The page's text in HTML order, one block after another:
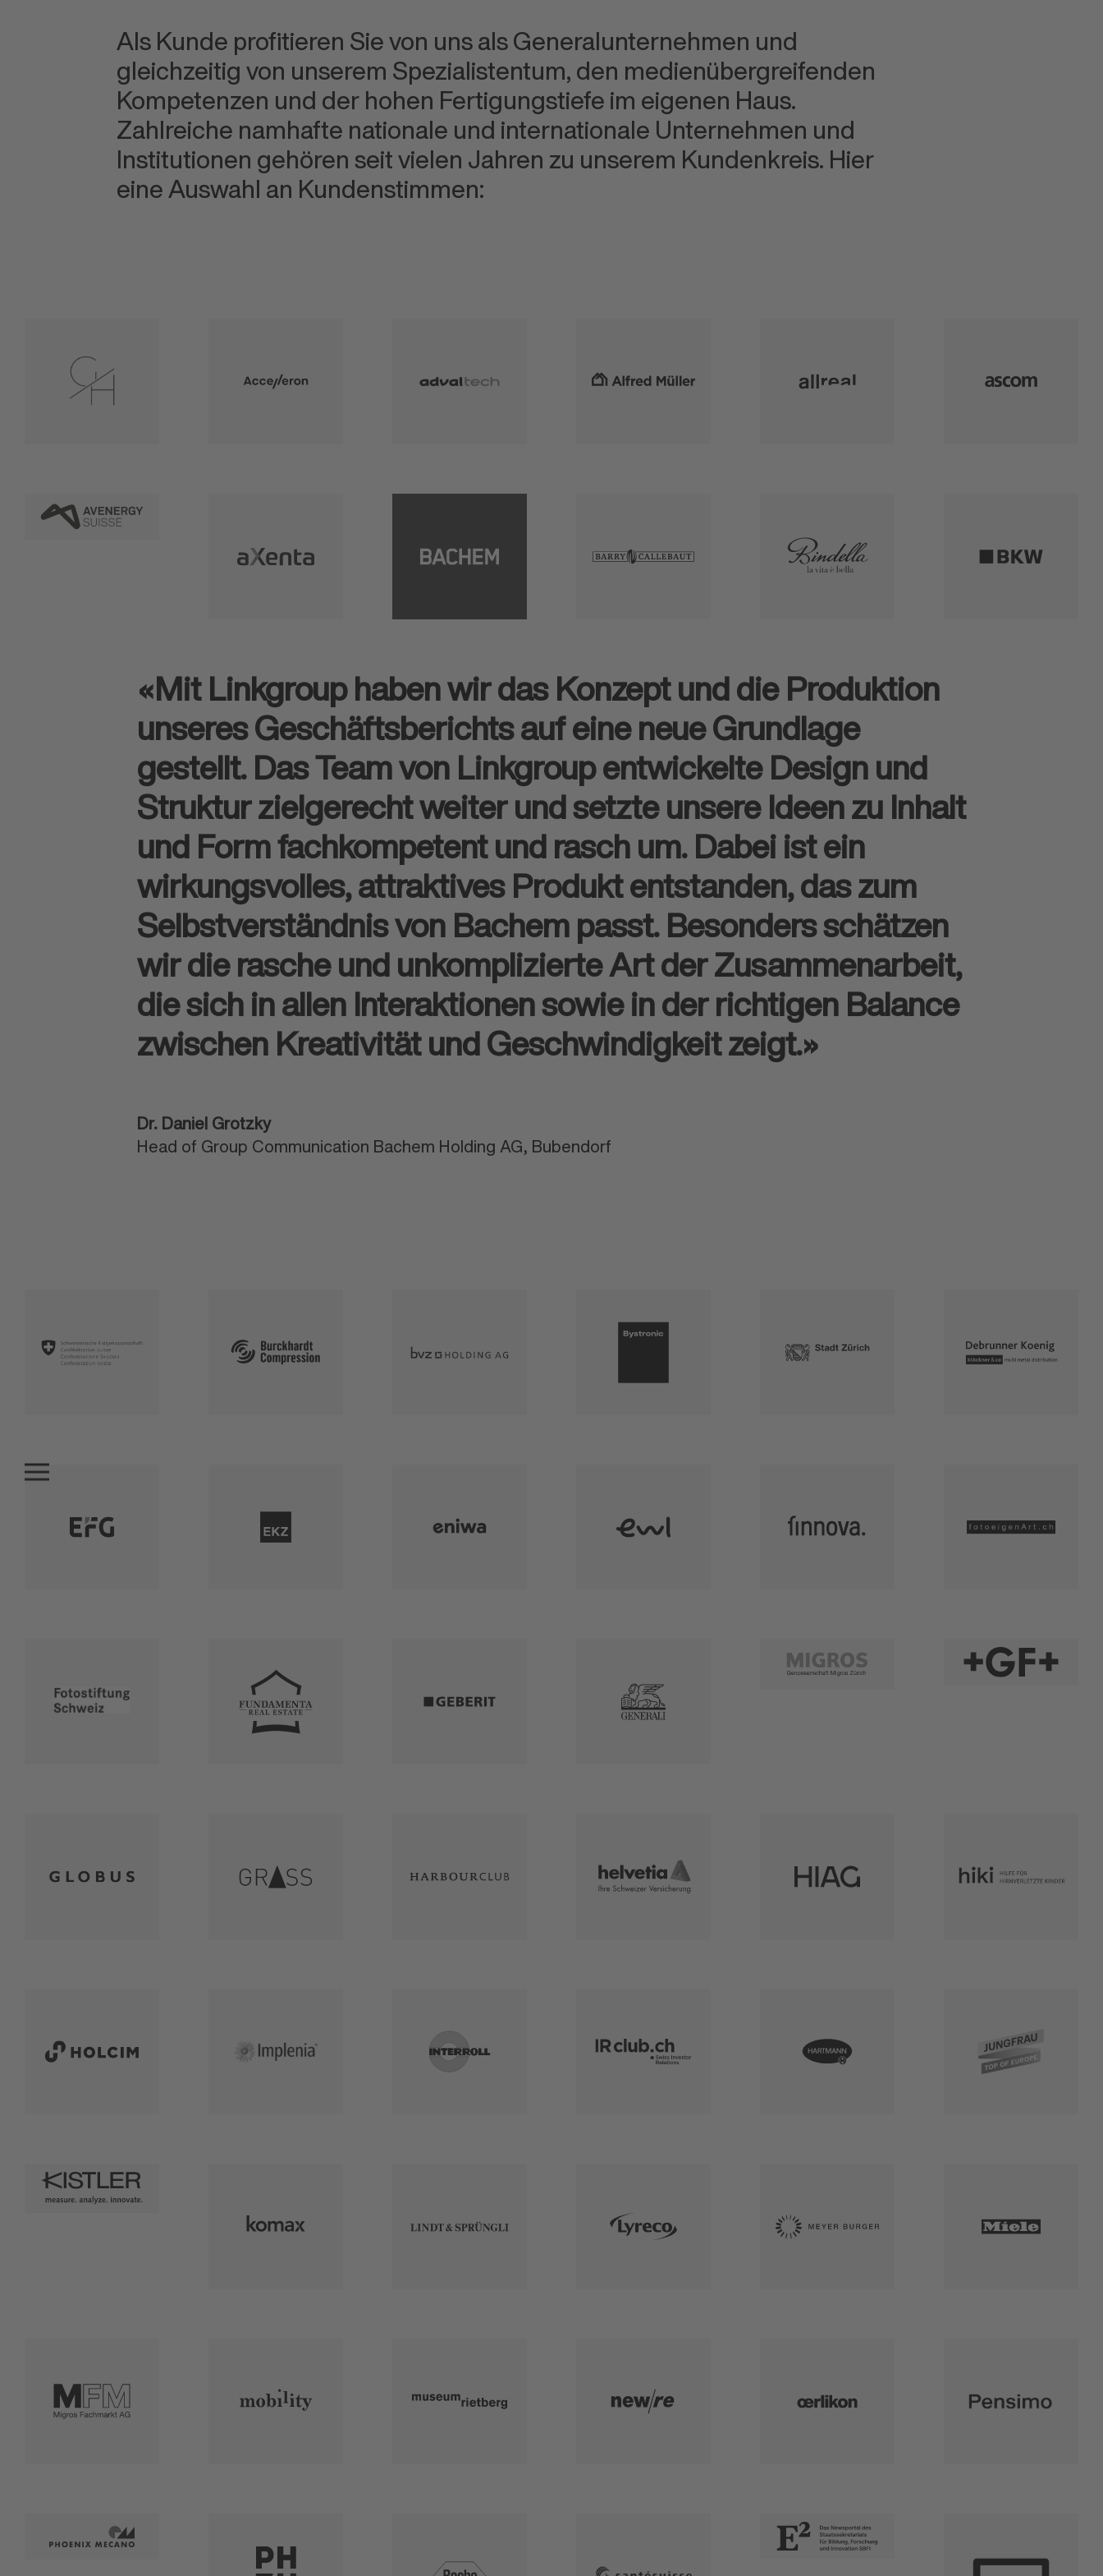
Als Kunde profitieren Sie von uns als Generalunternehmen und
gleichzeitig von unserem Spezialistentum, den medienübergreifenden
Kompetenzen und der hohen Fertigungstiefe im eigenen Haus.
Zahlreiche namhafte nationale und internationale Unternehmen und
Institutionen gehören seit vielen Jahren zu unserem Kundenkreis. Hier
eine Auswahl an Kundenstimmen:
«Mit Linkgroup haben wir das Konzept und die Produktion
unseres Geschäfts­berichts auf eine neue Grundlage
gestellt. Das Team von Linkgroup entwickelte Design und
Struktur zielgerecht weiter und setzte unsere Ideen zu Inhalt
und Form fach­kompetent und rasch um. Dabei ist ein
wirkungs­volles, attraktives Produkt entstanden, das zum
Selbst­verständnis von Bachem passt. Besonders schätzen
wir die rasche und un­kompli­zierte Art der Zusammenarbeit,
die sich in allen Inter­aktionen sowie in der richtigen Balance
zwischen Kreativität und Geschwindig­keit zeigt.»
Dr. Daniel Grotzky
Head of Group Communication Bachem Holding AG, Bubendorf